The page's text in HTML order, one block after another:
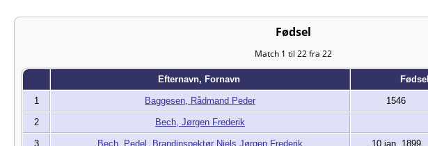
Fødsel
Match 1 til 22 fra 22
Efternavn, Fornavn Fødsel
1 Baggesen, Rådmand Peder 1546
2 Bech, Jørgen Frederik
3 Bech, Pedel, Brandinspektør Niels Jørgen Frederik 10 jan. 1899